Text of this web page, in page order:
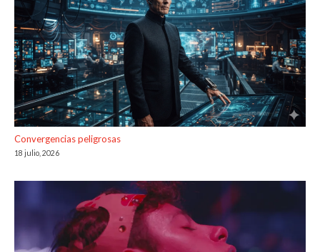
Convergencias peligrosas
18 julio, 2026